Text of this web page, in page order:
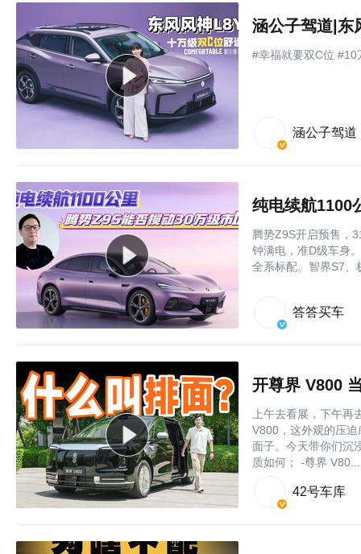
涵公子驾道|东
#幸福就要双C位 #10
涵公子驾道
纯电续航1100
腾势Z9S开启预售，
钟满电，准D级车身
全系标配。智界S7、
答答买车
开尊界 V800
上午去看展，下午
V800，这外观的压
面子。今天带你们沉
质如何； -尊界
42号车库